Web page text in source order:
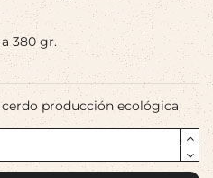
380 gr.
producción ecológica